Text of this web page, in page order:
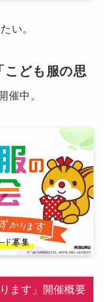
い。
こども服の思
催中。
ます」開催概要